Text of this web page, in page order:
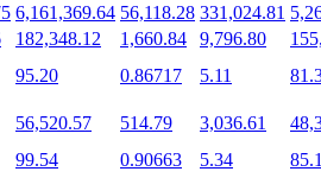
tokens te verdienen.
6,161,369.64 56,118.28 331,024.81
182,348.12 1,660.84 9,796.80
95.20 0.86717 5.11
56,520.57 514.79 3,036.61
99.54 0.90663 5.34